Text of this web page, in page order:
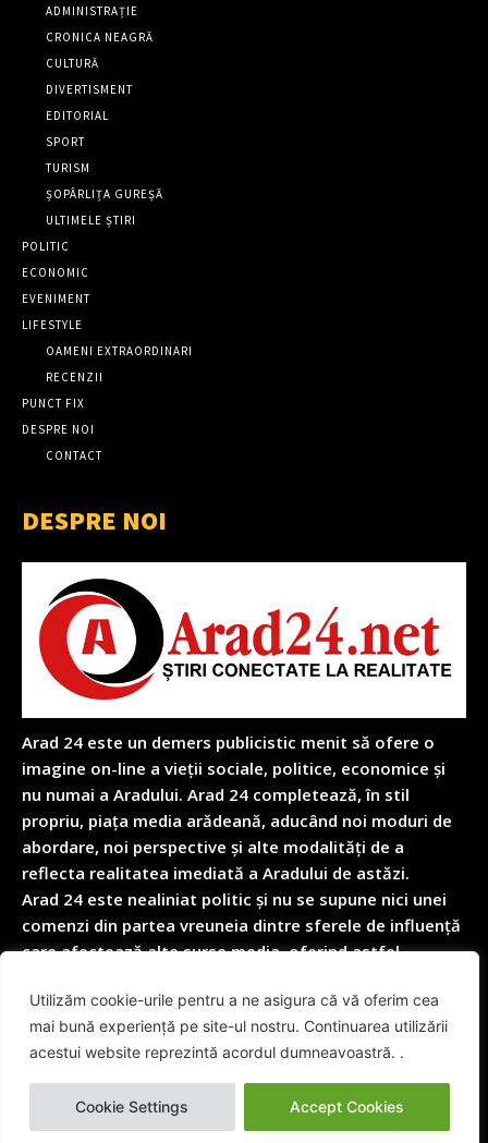
Utilizăm cookie-urile pentru a ne asigura că vă oferim cea
mai bună experiență pe site-ul nostru. Continuarea utilizării
acestui website reprezintă acordul dumneavoastră. .
Cookie Settings Accept Cookies
ADMINISTRAȚIE
CRONICA NEAGRĂ
CULTURĂ
DIVERTISMENT
EDITORIAL
SPORT
TURISM
ȘOPÂRLIȚA GUREȘĂ
ULTIMELE ȘTIRI
POLITIC
ECONOMIC
EVENIMENT
LIFESTYLE
OAMENI EXTRAORDINARI
RECENZII
PUNCT FIX
DESPRE NOI
CONTACT
DESPRE NOI
Arad 24 este un demers publicistic menit să ofere o
imagine on-line a vieții sociale, politice, economice și
nu numai a Aradului. Arad 24 completează, în stil
propriu, piața media arădeană, aducând noi moduri de
abordare, noi perspective și alte modalități de a
reflecta realitatea imediată a Aradului de astăzi.
Arad 24 este nealiniat politic și nu se supune nici unei
comenzi din partea vreuneia dintre sferele de influență
care afectează alte surse media, oferind astfel
a realității cotidiene.
© Arad24.net | Toate Drepturile Rezervate 2014 - 2026